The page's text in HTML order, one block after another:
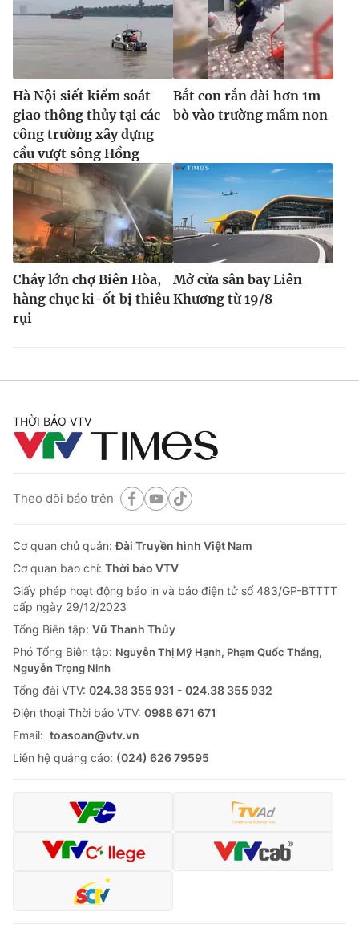
Hà Nội siết kiểm soát
giao thông thủy tại các
công trường xây dựng
cầu vượt sông Hồng
Bắt con rắn dài hơn 1m
bò vào trường mầm non
Cháy lớn chợ Biên Hòa,
hàng chục ki-ốt bị thiêu
rụi
Mở cửa sân bay Liên
Khương từ 19/8
THỜI BÁO VTV
Theo dõi báo trên
Cơ quan chủ quản:Đài Truyền hình Việt Nam
Cơ quan báo chí: Thời báo VTV
Giấy phép hoạt động báo in và báo điện tử số 483/GP-BTTTT
cấp ngày 29/12/2023
Tổng Biên tập: Vũ Thanh Thủy
Phó Tổng Biên tập: Nguyễn Thị Mỹ Hạnh, Phạm Quốc Thắng,
Nguyễn Trọng Ninh
Tổng đài VTV: 024.38 355 931 - 024.38 355 932
Ðiện thoại Thời báo VTV: 0988 671 671
Email: toasoan@vtv.vn
Liên hệ quảng cáo: (024) 626 79595